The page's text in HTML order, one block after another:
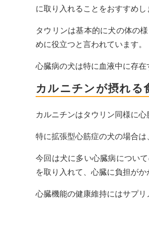
に取り入れることをおすすめし
タウリンは基本的に犬の体の
めに役立つと言われています。
心臓病の犬は特に血液中に存
カルニチンが摂れる
カルニチンはタウリン同様に
特に拡張型心筋症の犬の場合
今回は犬に多い心臓病につい
を取り入れて、心臓に負担が
心臓機能の健康維持にはサプ